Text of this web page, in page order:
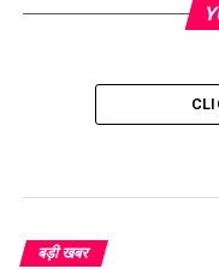
बड़ी खबर